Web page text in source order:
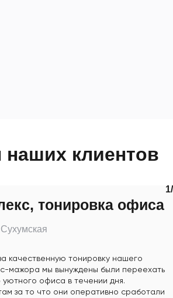
клиентов
1/
тонировка офиса
качественную тонировку нашего
мажора мы вынуждены были переехать
офиса в течении дня.
за то что они оперативно сработали